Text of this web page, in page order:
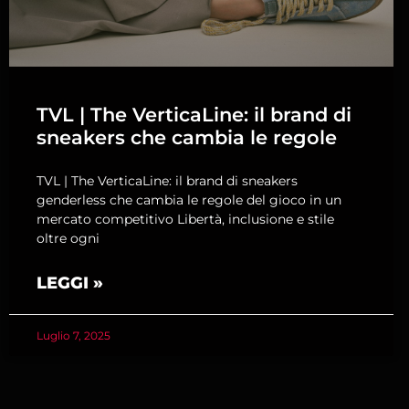
TVL | The VerticaLine: il brand di
sneakers che cambia le regole
TVL | The VerticaLine: il brand di sneakers
genderless che cambia le regole del gioco in un
mercato competitivo Libertà, inclusione e stile
oltre ogni
LEGGI »
Luglio 7, 2025